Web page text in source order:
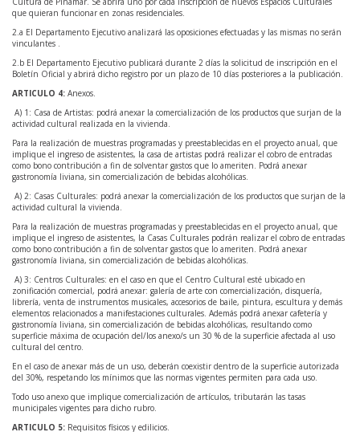
que quieran funcionar en zonas residenciales.
2.a El Departamento Ejecutivo analizará las oposiciones efectuadas y las mismas no serán
vinculantes .
2.b El Departamento Ejecutivo publicará durante 2 días la solicitud de inscripción en el
Boletín Oficial y abrirá dicho registro por un plazo de 10 días posteriores a la publicación.
ARTICULO 4: Anexos.
A) 1: Casa de Artistas: podrá anexar la comercialización de los productos que surjan de la
actividad cultural realizada en la vivienda.
Para la realización de muestras programadas y preestablecidas en el proyecto anual, que
implique el ingreso de asistentes, la casa de artistas podrá realizar el cobro de entradas
como bono contribución a fin de solventar gastos que lo ameriten. Podrá anexar
gastronomía liviana, sin comercialización de bebidas alcohólicas.
A) 2: Casas Culturales: podrá anexar la comercialización de los productos que surjan de la
actividad cultural la vivienda.
Para la realización de muestras programadas y preestablecidas en el proyecto anual, que
implique el ingreso de asistentes, la Casas Culturales podrán realizar el cobro de entradas
como bono contribución a fin de solventar gastos que lo ameriten. Podrá anexar
gastronomía liviana, sin comercialización de bebidas alcohólicas.
A) 3: Centros Culturales: en el caso en que el Centro Cultural esté ubicado en
zonificación comercial, podrá anexar: galería de arte con comercialización, disquería,
librería, venta de instrumentos musicales, accesorios de baile, pintura, escultura y demás
elementos relacionados a manifestaciones culturales. Además podrá anexar cafetería y
gastronomía liviana, sin comercialización de bebidas alcohólicas, resultando como
superficie máxima de ocupación del/los anexo/s un 30 % de la superficie afectada al uso
cultural del centro.
En el caso de anexar más de un uso, deberán coexistir dentro de la superficie autorizada
del 30%, respetando los mínimos que las normas vigentes permiten para cada uso.
Todo uso anexo que implique comercialización de artículos, tributarán las tasas
municipales vigentes para dicho rubro.
ARTICULO 5: Requisitos físicos y edilicios.